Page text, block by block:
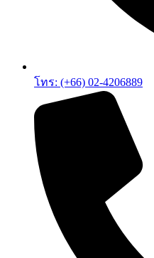
โทร: (+66) 02-4206889